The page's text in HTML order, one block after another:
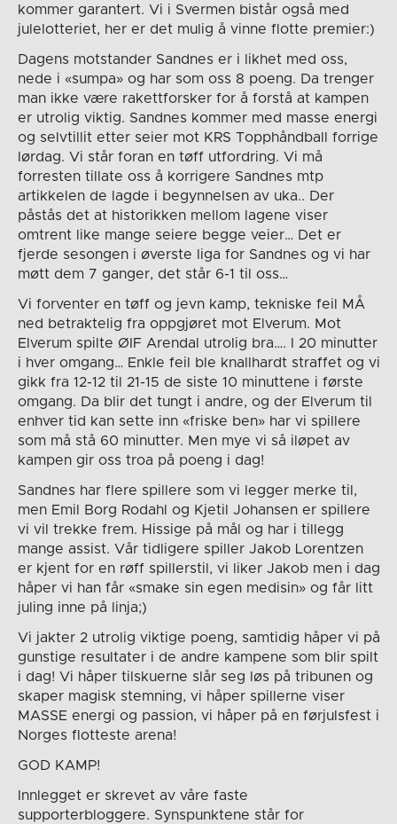
kommer garantert. Vi i Svermen bistår også med
julelotteriet, her er det mulig å vinne flotte premier:)
Dagens motstander Sandnes er i likhet med oss,
nede i «sumpa» og har som oss 8 poeng. Da trenger
man ikke være rakettforsker for å forstå at kampen
er utrolig viktig. Sandnes kommer med masse energi
og selvtillit etter seier mot KRS Topphåndball forrige
lørdag. Vi står foran en tøff utfordring. Vi må
forresten tillate oss å korrigere Sandnes mtp
artikkelen de lagde i begynnelsen av uka.. Der
påstås det at historikken mellom lagene viser
omtrent like mange seiere begge veier… Det er
fjerde sesongen i øverste liga for Sandnes og vi har
møtt dem 7 ganger, det står 6-1 til oss…
Vi forventer en tøff og jevn kamp, tekniske feil MÅ
ned betraktelig fra oppgjøret mot Elverum. Mot
Elverum spilte ØIF Arendal utrolig bra…. I 20 minutter
i hver omgang… Enkle feil ble knallhardt straffet og vi
gikk fra 12-12 til 21-15 de siste 10 minuttene i første
omgang. Da blir det tungt i andre, og der Elverum til
enhver tid kan sette inn «friske ben» har vi spillere
som må stå 60 minutter. Men mye vi så iløpet av
kampen gir oss troa på poeng i dag!
Sandnes har flere spillere som vi legger merke til,
men Emil Borg Rodahl og Kjetil Johansen er spillere
vi vil trekke frem. Hissige på mål og har i tillegg
mange assist. Vår tidligere spiller Jakob Lorentzen
er kjent for en røff spillerstil, vi liker Jakob men i dag
håper vi han får «smake sin egen medisin» og får litt
juling inne på linja;)
Vi jakter 2 utrolig viktige poeng, samtidig håper vi på
gunstige resultater i de andre kampene som blir spilt
i dag! Vi håper tilskuerne slår seg løs på tribunen og
skaper magisk stemning, vi håper spillerne viser
MASSE energi og passion, vi håper på en førjulsfest i
Norges flotteste arena!
GOD KAMP!
Innlegget er skrevet av våre faste
supporterbloggere. Synspunktene står for